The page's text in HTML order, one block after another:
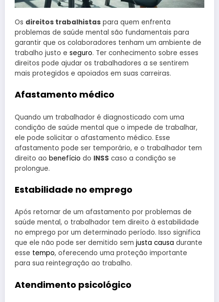
Os direitos trabalhistas para quem enfrenta
problemas de saúde mental são fundamentais para
garantir que os colaboradores tenham um ambiente de
trabalho justo e seguro. Ter conhecimento sobre esses
direitos pode ajudar os trabalhadores a se sentirem
mais protegidos e apoiados em suas carreiras.
Afastamento médico
Quando um trabalhador é diagnosticado com uma
condição de saúde mental que o impede de trabalhar,
ele pode solicitar o afastamento médico. Esse
afastamento pode ser temporário, e o trabalhador tem
direito ao benefício do INSS caso a condição se
prolongue.
Estabilidade no emprego
Após retornar de um afastamento por problemas de
saúde mental, o trabalhador tem direito à estabilidade
no emprego por um determinado período. Isso significa
que ele não pode ser demitido sem justa causa durante
esse tempo, oferecendo uma proteção importante
para sua reintegração ao trabalho.
Atendimento psicológico